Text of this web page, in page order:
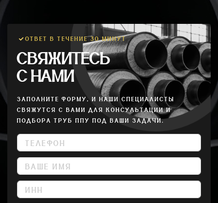
ОТВЕТ В ТЕЧЕНИЕ 30 МИНУТ
СВЯЖИТЕСЬ
С НАМИ
ЗАПОЛНИТЕ ФОРМУ, И НАШИ СПЕЦИАЛИСТЫ
СВЯЖУТСЯ С ВАМИ ДЛЯ КОНСУЛЬТАЦИИ И
ПОДБОРА ТРУБ ППУ ПОД ВАШИ ЗАДАЧИ.